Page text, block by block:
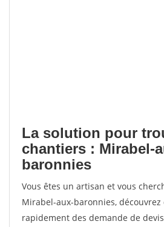
La solution pour
chantiers : Mirabel-
baronnies
Vous êtes un artisan et vous
Mirabel-aux-baronnies,
rapidement des demande de